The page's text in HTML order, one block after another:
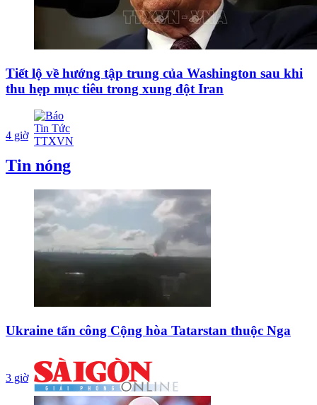
Tiết lộ về hướng tập trung của Washington sau khi
thu hẹp mục tiêu trong xung đột Iran
4 giờ
Tin nóng
Ukraine tấn công Cộng hòa Tatarstan thuộc Nga
3 giờ